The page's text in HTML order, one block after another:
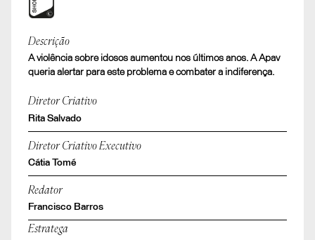
Olhar para o lado é ser cúmplice
Causas Sociais e Bem Público F2 - Causas Sociais e
Descrição
A violência sobre idosos aumentou nos últimos anos. A Apav
queria alertar para este problema e combater a indiferença.
Diretor Criativo
Rita Salvado
Diretor Criativo Executivo
Cátia Tomé
Redator
Francisco Barros
Estratega